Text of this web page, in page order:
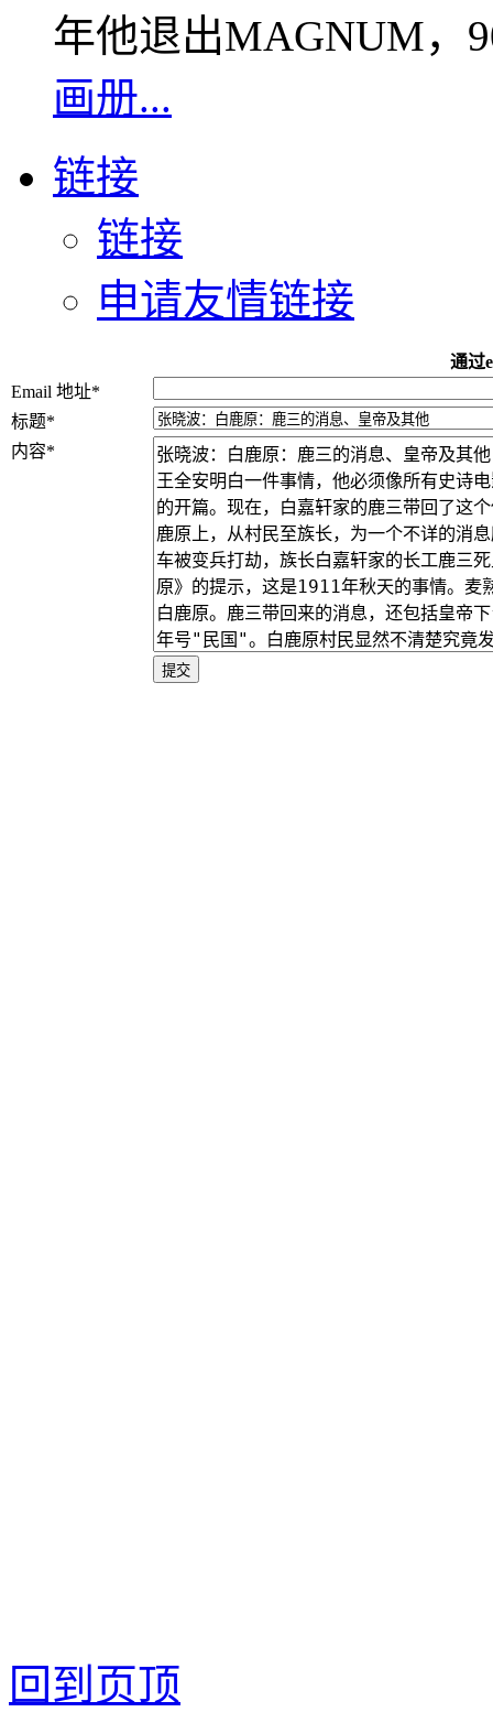
年他退出MAGNUM，
画册...
链接
链接
申请友情链接
通过
Email 地址*
标题*
内容*
回到页顶